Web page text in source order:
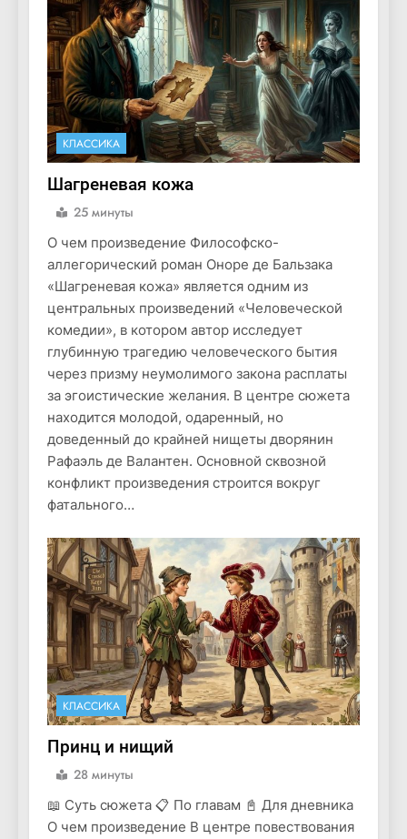
КЛАССИКА
Шагреневая кожа
25 минуты
О чем произведение Философско-
аллегорический роман Оноре де Бальзака
«Шагреневая кожа» является одним из
центральных произведений «Человеческой
комедии», в котором автор исследует
глубинную трагедию человеческого бытия
через призму неумолимого закона расплаты
за эгоистические желания. В центре сюжета
находится молодой, одаренный, но
доведенный до крайней нищеты дворянин
Рафаэль де Валантен. Основной сквозной
конфликт произведения строится вокруг
фатального…
КЛАССИКА
Принц и нищий
28 минуты
📖 Суть сюжета 📋 По главам 📓 Для дневника
О чем произведение В центре повествования